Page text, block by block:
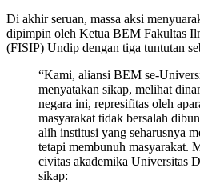
Di akhir seruan, massa aksi
dipimpin oleh Ketua BEM Fakultas
(FISIP) Undip dengan tiga tuntutan
“Kami, aliansi BEM se-
menyatakan sikap, melihat
negara ini, represifitas oleh
masyarakat tidak bersalah
alih institusi yang seharusnya
tetapi membunuh masyarakat.
civitas akademika Universitas
sikap: